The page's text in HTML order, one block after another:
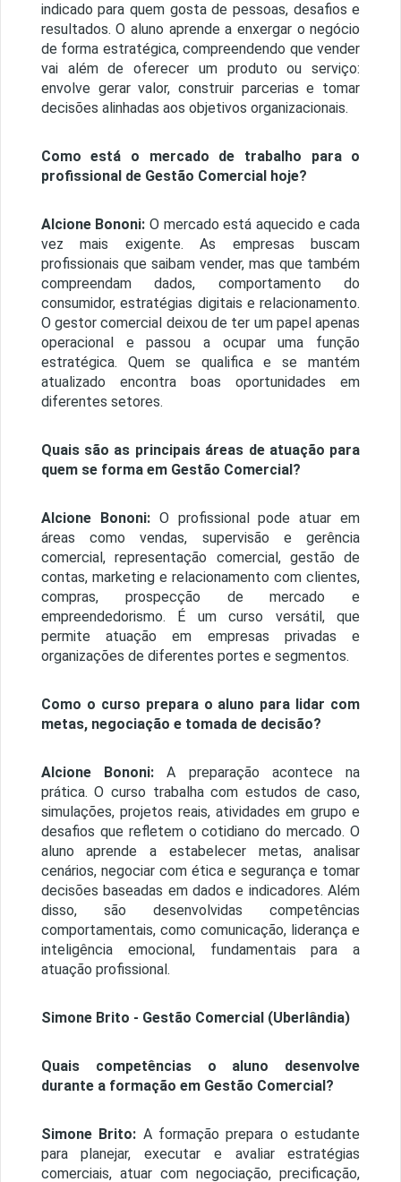
indicado para quem gosta de pessoas, desafios e
resultados. O aluno aprende a enxergar o negócio
de forma estratégica, compreendendo que vender
vai além de oferecer um produto ou serviço:
envolve gerar valor, construir parcerias e tomar
decisões alinhadas aos objetivos organizacionais.
Como está o mercado de trabalho para o
profissional de Gestão Comercial hoje?
Alcione Bononi: O mercado está aquecido e cada
vez mais exigente. As empresas buscam
profissionais que saibam vender, mas que também
compreendam dados, comportamento do
consumidor, estratégias digitais e relacionamento.
O gestor comercial deixou de ter um papel apenas
operacional e passou a ocupar uma função
estratégica. Quem se qualifica e se mantém
atualizado encontra boas oportunidades em
diferentes setores.
Quais são as principais áreas de atuação para
quem se forma em Gestão Comercial?
Alcione Bononi:O profissional pode atuar em
áreas como vendas, supervisão e gerência
comercial, representação comercial, gestão de
contas, marketing e relacionamento com clientes,
compras, prospecção de mercado e
empreendedorismo. É um curso versátil, que
permite atuação em empresas privadas e
organizações de diferentes portes e segmentos.
Como o curso prepara o aluno para lidar com
metas, negociação e tomada de decisão?
Alcione Bononi: A preparação acontece na
prática. O curso trabalha com estudos de caso,
simulações, projetos reais, atividades em grupo e
desafios que refletem o cotidiano do mercado. O
aluno aprende a estabelecer metas, analisar
cenários, negociar com ética e segurança e tomar
decisões baseadas em dados e indicadores. Além
disso, são desenvolvidas competências
comportamentais, como comunicação, liderança e
inteligência emocional, fundamentais para a
atuação profissional.
Simone Brito - Gestão Comercial (Uberlândia)
Quais competências o aluno desenvolve
durante a formação em Gestão Comercial?
Simone Brito: A formação prepara o estudante
para planejar, executar e avaliar estratégias
comerciais, atuar com negociação, precificação,